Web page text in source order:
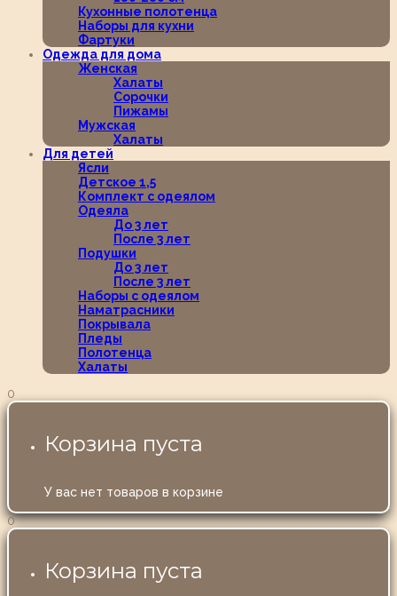
Кухонные полотенца
Наборы для кухни
Фартуки
Одежда для дома
Женская
Халаты
Сорочки
Пижамы
Мужская
Халаты
Для детей
Ясли
Детское 1,5
Комплект с одеялом
Одеяла
До 3 лет
После 3 лет
Подушки
До 3 лет
После 3 лет
Наборы с одеялом
Наматрасники
Покрывала
Пледы
Полотенца
Халаты
0
Корзина пуста
У вас нет товаров в корзине
0
Корзина пуста